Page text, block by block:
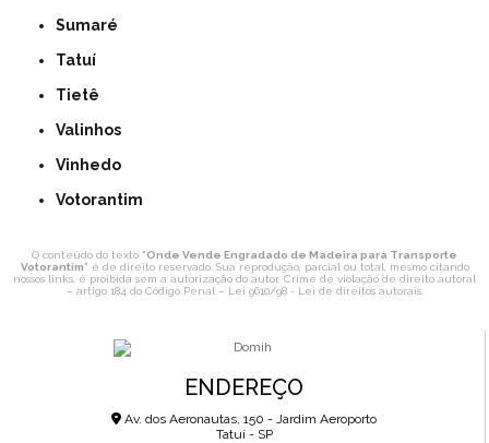
Sumaré
Tatuí
Tietê
Valinhos
Vinhedo
Votorantim
O conteúdo do texto "Onde Vende Engradado de Madeira para Transporte
Votorantim" é de direito reservado. Sua reprodução, parcial ou total, mesmo citando
nossos links, é proibida sem a autorização do autor. Crime de violação de direito autoral
– artigo 184 do Código Penal – Lei 9610/98 - Lei de direitos autorais.
ENDEREÇO
Av. dos Aeronautas, 150 - Jardim Aeroporto
Tatuí - SP